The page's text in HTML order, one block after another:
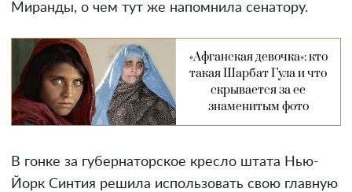
Миранды, о чем тут же напомнила сенатору.
«Афганская девочка»: кто
такая Шарбат Гула и что
скрывается за ее
знаменитым фото
В гонке за губернаторское кресло штата Нью-
Йорк Синтия решила использовать свою главную